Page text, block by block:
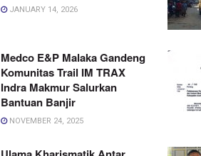
JANUARY 14, 2026
Medco E&P Malaka Gandeng
Komunitas Trail IM TRAX
Indra Makmur Salurkan
Bantuan Banjir
NOVEMBER 24, 2025